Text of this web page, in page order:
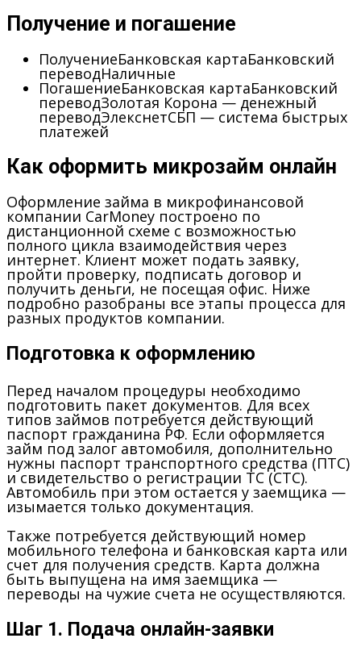
Получение и погашение
ПолучениеБанковская картаБанковский
переводНаличные
ПогашениеБанковская картаБанковский
переводЗолотая Корона — денежный
переводЭлекснетСБП — система быстрых
платежей
Как оформить микрозайм онлайн
Оформление займа в микрофинансовой
компании CarMoney построено по
дистанционной схеме с возможностью
полного цикла взаимодействия через
интернет. Клиент может подать заявку,
пройти проверку, подписать договор и
получить деньги, не посещая офис. Ниже
подробно разобраны все этапы процесса для
разных продуктов компании.
Подготовка к оформлению
Перед началом процедуры необходимо
подготовить пакет документов. Для всех
типов займов потребуется действующий
паспорт гражданина РФ. Если оформляется
займ под залог автомобиля, дополнительно
нужны паспорт транспортного средства (ПТС)
и свидетельство о регистрации ТС (СТС).
Автомобиль при этом остается у заемщика —
изымается только документация.
Также потребуется действующий номер
мобильного телефона и банковская карта или
счет для получения средств. Карта должна
быть выпущена на имя заемщика —
переводы на чужие счета не осуществляются.
Шаг 1. Подача онлайн-заявки